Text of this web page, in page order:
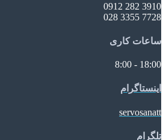
3910 282 0912
7728 3355 028
ساعات کاری
18:00 - 8:00
اینستاگرام
servosanatt
تلگرام